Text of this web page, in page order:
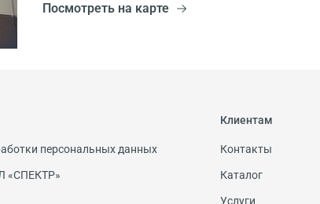
Посмотреть на карте
персональных данных
«СПЕКТР»
Клиентам
Контакты
Каталог
Услуги